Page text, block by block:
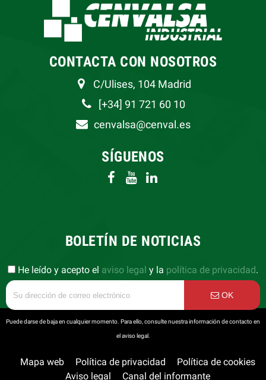
CONTACTA CON NOSOTROS
C/Ulises, 104 Madrid
[+34] 91 721 60 10
cenvalsa@cenval.es
SÍGUENOS
BOLETÍN DE NOTICIAS
He leído y acepto el aviso legal y la política de privacidad.
OK
Puede darse de baja en cualquier momento. Para ello, consulte nuestra información de contacto en
el aviso legal.
Mapa web Política de privacidad
Política de cookies
Aviso legal
Canal del informante